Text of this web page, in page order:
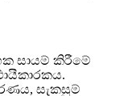
සායම් කිරීමේ
සැකසුම්